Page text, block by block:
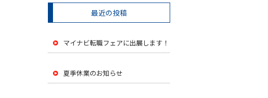
最近の投稿
マイナビ転職フェアに出展します！
夏季休業のお知らせ